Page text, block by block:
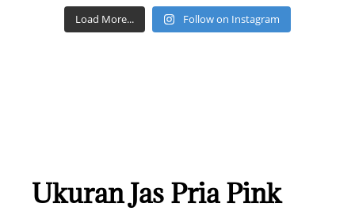
Load More... Follow on Instagram
Ukuran Jas Pria Pink